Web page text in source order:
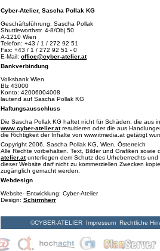
Cyber-Atelier, Sascha Pollak KG
Geschäftsführung: Sascha Pollak
Shuttleworthstr. 4-8/Obj 50
A-1210 Wien
Telefon: +43 / 1 / 272 92 51
Fax: +43 / 1 / 272 92 51 - 0
E-Mail: office@cyber-atelier.at
Bankverbindung
Volksbank Wien
Blz 43000
Konto: 42006004008
lautend auf Sascha Pollak KG
Haftungsausschluss
Die Sascha Pollak KG haftet nicht für Schäden, die aus
www.cyber-atelier.atresultieren oder die aus
die Richtigkeit der Inhalte von www.itmedia.at getätigt
Copyright 2006, Sascha Pollak KG, Wien, Österreich
Alle Rechte vorbehalten. Text, Bilder und Grafiken
atelier.atunterliegen dem Schutz des Urheberrechts
dieser Website darf nicht zu kommerziellen Zwecken
zugänglich gemacht werden.
Webdesign
Website- Entwicklung: Cyber-Atelier
Design: Schirmherr
©CYBER-ATELIER Impressum Rechtliche